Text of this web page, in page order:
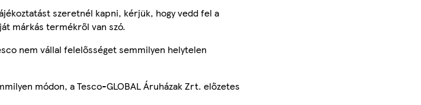
szeretnél kapni, kérjük, hogy vedd fel a
márkás termékről van szó.
nem vállal felelősséget semmilyen helytelen
módon, a Tesco-GLOBAL Áruházak Zrt. előzetes